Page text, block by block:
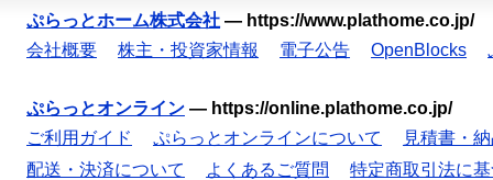
ぷらっとホーム株式会社 — https://www.plathome.co.jp/
会社概要
株主・投資家情報 電子公告 OpenBlocks
ぷらっとオンライン — https://online.plathome.co.jp/
ご利用ガイド
ぷらっとオンラインについて
見積書・
配送・決済について
よくあるご質問
特定商取引法に